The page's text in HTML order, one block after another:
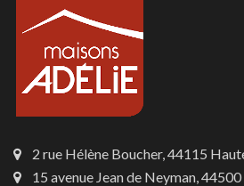
2 rue Hélène Boucher, 44115
15 avenue Jean de Neyman, 44500